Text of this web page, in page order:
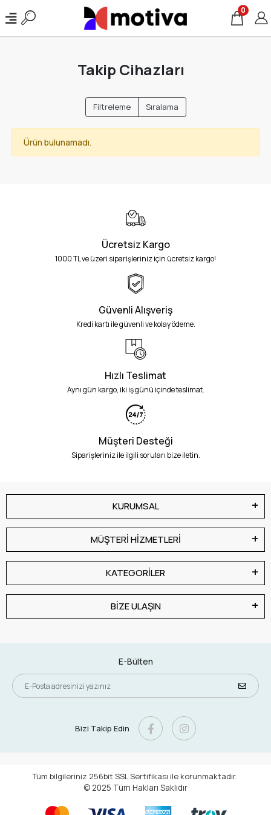
0
Takip Cihazları
Filtreleme Sıralama
Ürün bulunamadı.
Ücretsiz Kargo
1000 TL ve üzeri siparişleriniz için ücretsiz kargo!
Güvenli Alışveriş
Kredi kartı ile güvenli ve kolay ödeme.
Hızlı Teslimat
Aynı gün kargo, iki iş günü içinde teslimat.
Müşteri Desteği
Siparişleriniz ile ilgili soruları bize iletin.
KURUMSAL
MÜŞTERİ HİZMETLERİ
KATEGORİLER
BİZE ULAŞIN
E-Bülten
Bizi Takip Edin
Tüm bilgileriniz 256bit SSL Sertifikası ile korunmaktadır.
© 2025 Tüm Hakları Saklıdır